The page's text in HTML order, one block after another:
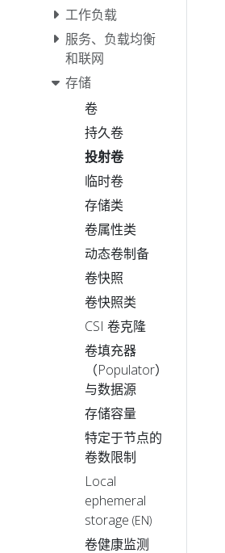
工作负载
服务、负载均衡
和联网
存储
卷
持久卷
投射卷
临时卷
存储类
卷属性类
动态卷制备
卷快照
卷快照类
CSI 卷克隆
卷填充器
（Populator）
与数据源
存储容量
特定于节点的
卷数限制
Local
ephemeral
storage (EN)
卷健康监测